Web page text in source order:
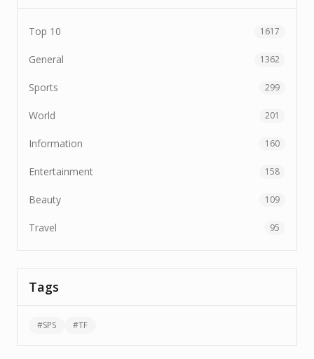
Top 10 1617
General 1362
Sports 299
World 201
Information 160
Entertainment 158
Beauty 109
Travel 95
Tags
#SPS #TF